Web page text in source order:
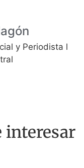
y Periodista l
interesar